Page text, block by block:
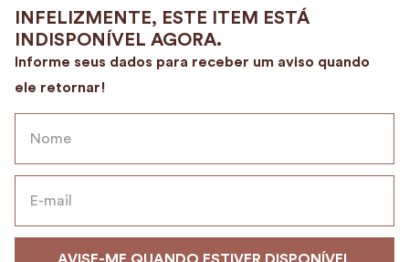
7 º
avental
8º
nécessaire
9º
encanto
10º case